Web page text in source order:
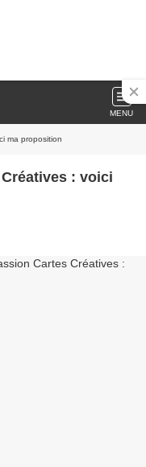
MENU
ma proposition
: voici